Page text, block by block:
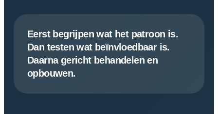
Eerst begrijpen wat het patroon is.
Dan testen wat beïnvloedbaar is.
Daarna gericht behandelen en
opbouwen.